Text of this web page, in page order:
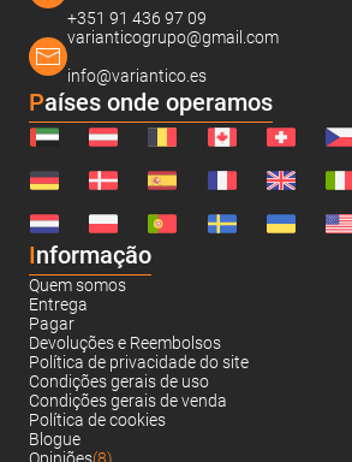
+351 91 436 97 09
varianticogrupo@gmail.com
info@variantico.es
Países onde operamos
Informação
Quem somos
Entrega
Pagar
Devoluções e Reembolsos
Política de privacidade do site
Condições gerais de uso
Condições gerais de venda
Política de cookies
Blogue